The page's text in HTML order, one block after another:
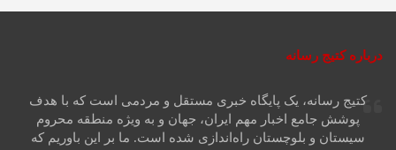
درباره کتیج رسانه
کتیج رسانه، یک پایگاه خبری مستقل و مردمی است که با هدف
پوشش جامع اخبار مهم ایران، جهان و به ویژه منطقه محروم
سیستان و بلوچستان راه‌اندازی شده است. ما بر این باوریم که